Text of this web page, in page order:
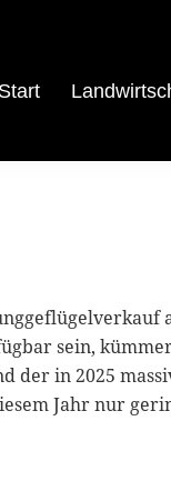
Start
sein,
in 2025
Jahr nur